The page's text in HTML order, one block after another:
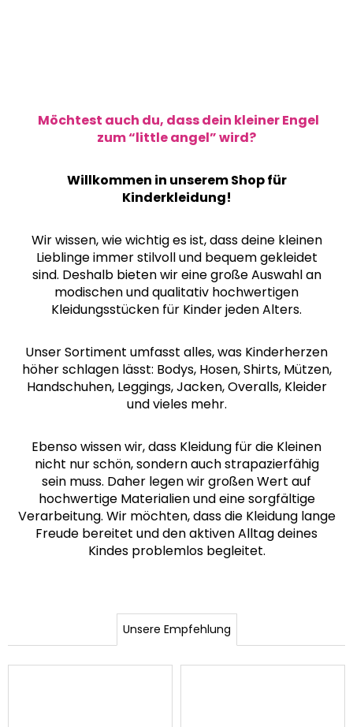
Möchtest auch du, dass dein kleiner Engel
zum “little angel” wird?
Willkommen in unserem Shop für
Kinderkleidung!
Wir wissen, wie wichtig es ist, dass deine kleinen
Lieblinge immer stilvoll und bequem gekleidet
sind. Deshalb bieten wir eine große Auswahl an
modischen und qualitativ hochwertigen
Kleidungsstücken für Kinder jeden Alters.
Unser Sortiment umfasst alles, was Kinderherzen
höher schlagen lässt: Bodys, Hosen, Shirts, Mützen,
Handschuhen, Leggings, Jacken, Overalls, Kleider
und vieles mehr.
Ebenso wissen wir, dass Kleidung für die Kleinen
nicht nur schön, sondern auch strapazierfähig
sein muss. Daher legen wir großen Wert auf
hochwertige Materialien und eine sorgfältige
Verarbeitung. Wir möchten, dass die Kleidung lange
Freude bereitet und den aktiven Alltag deines
Kindes problemlos begleitet.
Unsere Empfehlung
MITWACHSHOSE
DENIM